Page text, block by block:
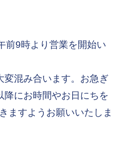
9時より営業を開始い
混み合います。お急ぎ
降にお時間やお日にちを
ますようお願いいたしま